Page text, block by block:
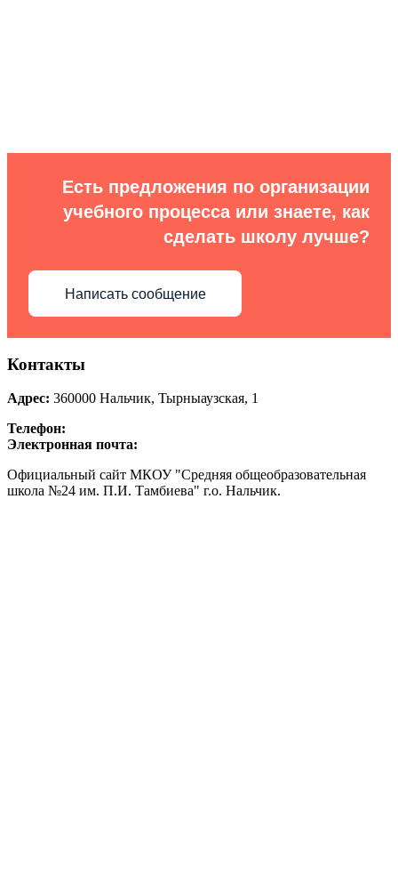
Есть предложения по организации
учебного процесса или знаете, как
сделать школу лучше?
Написать сообщение
Контакты
Адрес: 360000 Нальчик, Тырныаузская, 1
Телефон:
Электронная почта:
Официальный сайт МКОУ "Средняя общеобразовательная
школа №24 им. П.И. Тамбиева" г.о. Нальчик.